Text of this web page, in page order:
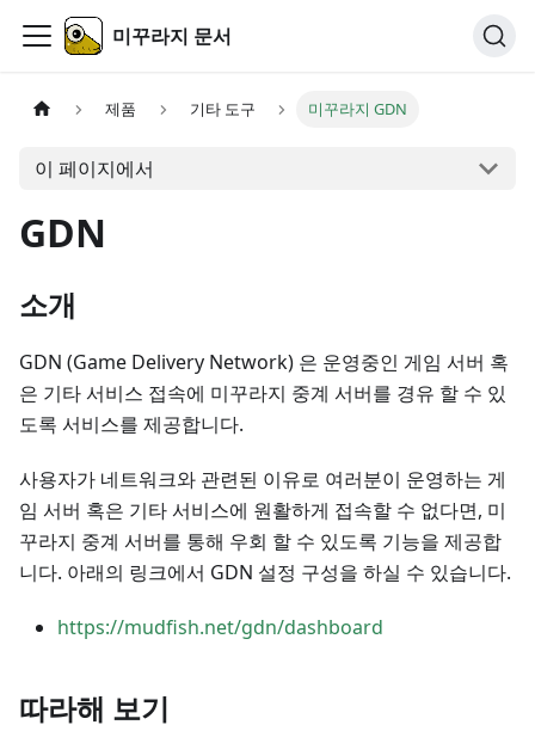
미꾸라지 문서
제품 기타 도구 미꾸라지 GDN
이 페이지에서
GDN
소개
GDN (Game Delivery Network) 은 운영중인 게임 서버 혹
은 기타 서비스 접속에 미꾸라지 중계 서버를 경유 할 수 있
도록 서비스를 제공합니다.
사용자가 네트워크와 관련된 이유로 여러분이 운영하는 게
임 서버 혹은 기타 서비스에 원활하게 접속할 수 없다면, 미
꾸라지 중계 서버를 통해 우회 할 수 있도록 기능을 제공합
니다. 아래의 링크에서 GDN 설정 구성을 하실 수 있습니다.
https://mudfish.net/gdn/dashboard
따라해 보기